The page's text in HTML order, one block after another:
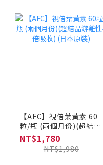
【AFC】視倍葉黃素 60
粒/瓶 (兩個月份)(超結晶
游離性4倍吸收) (日本原
裝)
NT$1,780
NT$1,980